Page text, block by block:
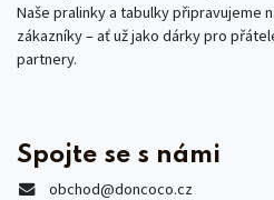
Naše pralinky a tabulky připravujeme
zákazníky – ať už jako dárky pro
partnery.
Spojte se s námi
obchod@doncoco.cz